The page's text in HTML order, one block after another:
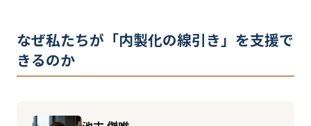
なぜ私たちが「内製化の線引き」を支援で
きるのか